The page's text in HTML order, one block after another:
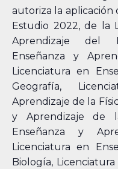
autoriza la aplicación
Estudio 2022, de la
Aprendizaje del
Enseñanza y
Licenciatura en
Geografía,
Aprendizaje de la
y Aprendizaje de
Enseñanza y
Licenciatura en
Biología,